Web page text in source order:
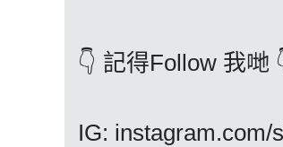
👇 記得Follow 我哋
IG: instagram.com/